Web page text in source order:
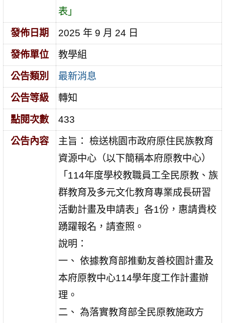
表」
發佈日期 2025 年 9 月 24 日
發佈單位 教學組
公告類別 最新消息
公告等級 轉知
點閱次數 433
公告內容
主旨： 檢送桃園市政府原住民族教育
資源中心（以下簡稱本府原教中心）
「114年度學校教職員工全民原教、族
群教育及多元文化教育專業成長研習
活動計畫及申請表」各1份，惠請貴校
踴躍報名，請查照。
說明：
一、 依據教育部推動友善校園計畫及
本府原教中心114學年度工作計畫辦
理。
二、 為落實教育部全民原教施政方